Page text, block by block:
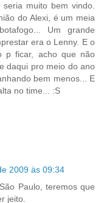
muito bem vindo.
do Alexi, é um meia
Um grande
era o Lenny. E o
p ficar, acho que não
daqui pro meio do ano
bem menos... E
no time... :S
2009 às 09:34
Paulo, teremos que
jeito.